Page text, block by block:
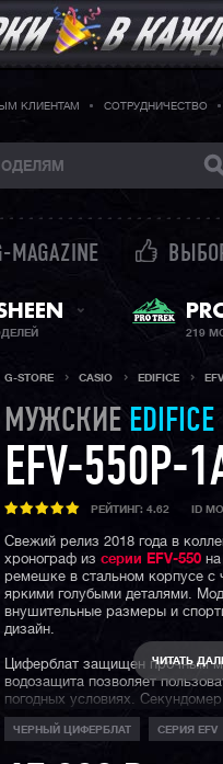
КЛИЕНТАМ СОТРУДНИЧЕСТВО
MAGAZINE
219
G-STORE CASIO EDIFICE
МУЖСКИЕ EDIFICE
EFV-550P-
РЕЙТИНГ: 4.62 ID
Свежий релиз 2018 года в
хронограф из серии EFV-550
ремешке в стальном корпусе
яркими голубыми деталями.
внушительные размеры и
дизайн.
Циферблат защищен прочным
водозащита позволяет
погодных условиях.
точностью измерения до
отображает свои показатели с
ЧИТАТЬ
ЧЕРНЫЙ ЦИФЕРБЛАТ СЕРИЯ EFV